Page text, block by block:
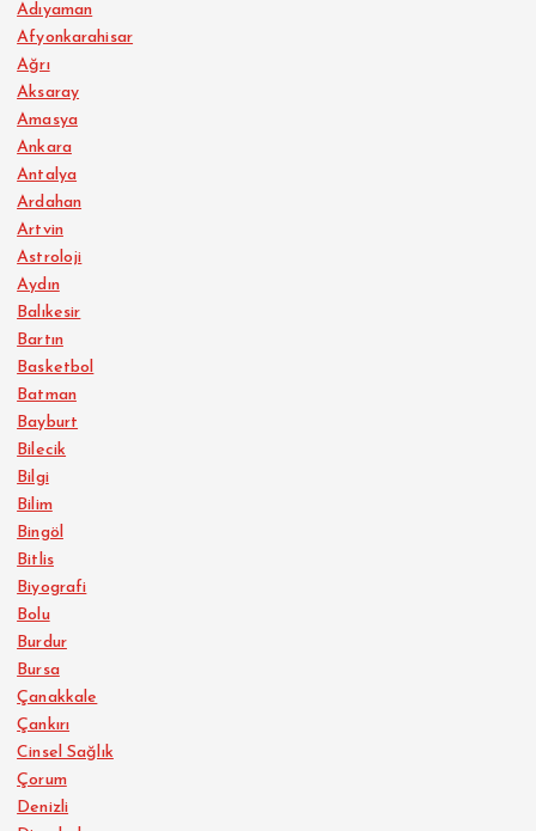
Adıyaman
Afyonkarahisar
Ağrı
Aksaray
Amasya
Ankara
Antalya
Ardahan
Artvin
Astroloji
Aydın
Balıkesir
Bartın
Basketbol
Batman
Bayburt
Bilecik
Bilgi
Bilim
Bingöl
Bitlis
Biyografi
Bolu
Burdur
Bursa
Çanakkale
Çankırı
Cinsel Sağlık
Çorum
Denizli